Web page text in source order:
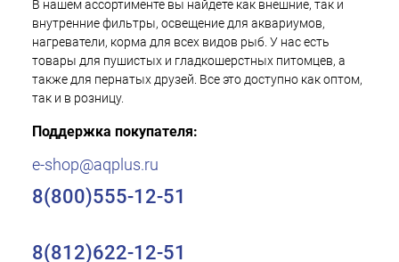
В нашем ассортименте вы найдете как внешние, так и
внутренние фильтры, освещение для аквариумов,
нагреватели, корма для всех видов рыб. У нас есть
товары для пушистых и гладкошерстных питомцев, а
также для пернатых друзей. Все это доступно как оптом,
так и в розницу.
Поддержка покупателя:
e-shop@aqplus.ru
8(800)555-12-51
8(812)622-12-51